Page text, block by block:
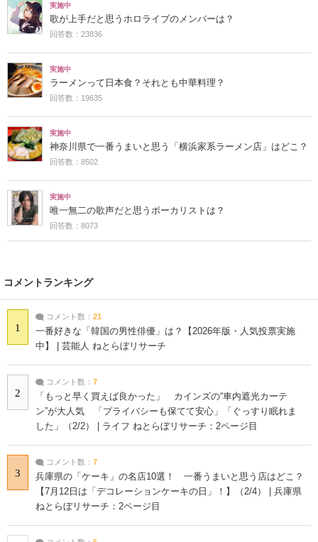
実施中
歌が上手だと思うホロライブのメンバーは？
回答数：23836
実施中
ラーメンって日本食？それとも中華料理？
回答数：19635
実施中
神奈川県で一番うまいと思う「横浜家系ラーメン店」はどこ？
回答数：8502
実施中
唯一無二の歌声だと思うボーカリストは？
回答数：8073
コメントランキング
1
コメント数： 21
一番好きな「韓国の男性俳優」は？【2026年版・人気投票実施
中】 | 芸能人 ねとらぼリサーチ
2
コメント数： 7
「もっと早く買えば良かった」 カインズの“車内遮光カーテ
ン”が大人気 「プライバシーも保てて安心」「ぐっすり眠れま
した」（2/2） | ライフ ねとらぼリサーチ：2ページ目
3
コメント数： 7
兵庫県の「ケーキ」の名店10選！ 一番うまいと思う店はどこ？
【7月12日は「デコレーションケーキの日」！】（2/4） | 兵庫県
ねとらぼリサーチ：2ページ目